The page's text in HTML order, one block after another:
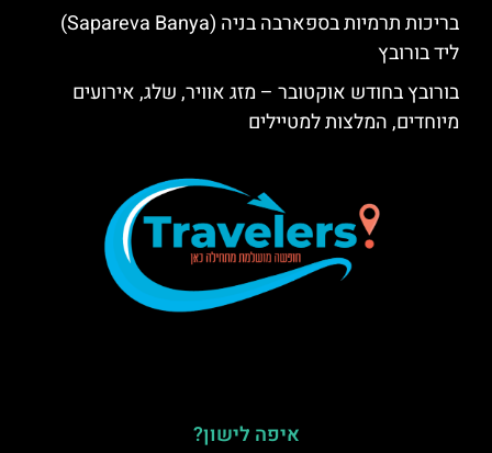
בריכות תרמיות בספארבה בניה (Sapareva Banya)
ליד בורובץ
בורובץ בחודש אוקטובר – מזג אוויר, שלג, אירועים
מיוחדים, המלצות למטיילים
איפה לישון?